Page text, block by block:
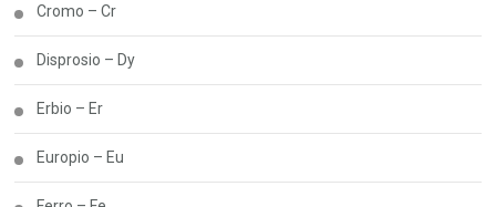
Cromo – Cr
Disprosio – Dy
Erbio – Er
Europio – Eu